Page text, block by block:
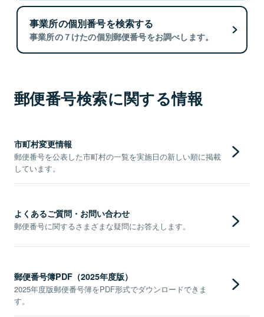
事業所の個別番号を検索する
事業所の７けたの個別郵便番号をお調べします。
郵便番号検索に関する情報
市町村変更情報
郵便番号を公表した市町村の一覧を実施日の新しい順に掲載
しています。
よくあるご質問・お問い合わせ
郵便番号に関するさまざまな疑問にお答えします。
郵便番号簿PDF（2025年度版）
2025年度版郵便番号簿をPDF形式でダウンロードできま
す。